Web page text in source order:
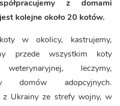
z domami
kolejne około 20 kotów.
w okolicy, kastrujemy,
przede wszystkim koty
leczymy,
domów adopcyjnych.
Ukrainy ze strefy wojny, w